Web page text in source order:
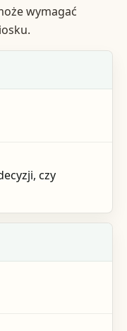
wymagać
czy